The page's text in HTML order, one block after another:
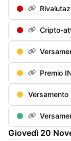
Rivalutazione
Cripto-attività detenute al
Premio
Giovedì 20